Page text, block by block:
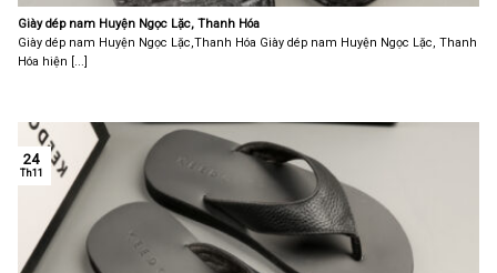
Giày dép nam Huyện Ngọc Lặc, Thanh Hóa
Giày dép nam Huyện Ngọc Lặc,Thanh Hóa Giày dép nam Huyện Ngọc Lặc, Thanh
Hóa hiện [...]
24
Th11